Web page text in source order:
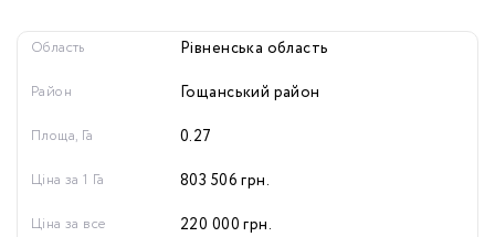
Область Рівненська область
Район Гощанський район
Площа, Га 0.27
Ціна за 1 Га 803 506 грн.
Ціна за все 220 000 грн.